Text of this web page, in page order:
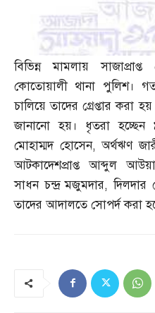
বিভিন্ন মামলায়
কোতোয়ালী থানা পুলিশ।
চালিয়ে তাদের গ্রেপ্তার করা
জানানো হয়। ধৃতরা হচ্ছেন ৯
মোহাম্মদ হোসেন,অর্থঋণ
আটকাদেশপ্রাপ্ত আব্দুল
সাধন চন্দ্র মজুমদার,
তাদের আদালতে সোপর্দ করা